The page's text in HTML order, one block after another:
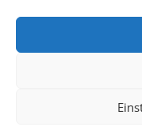
Für dich verändert sich